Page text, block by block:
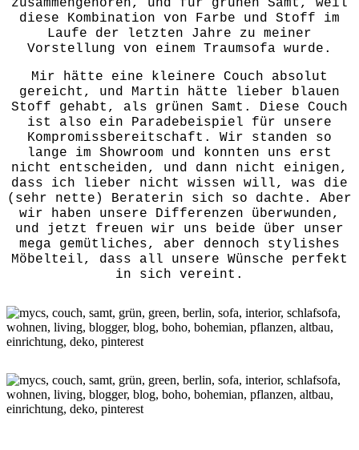
diese Kombination von Farbe und Stoff im
Laufe der letzten Jahre zu meiner
Vorstellung von einem Traumsofa wurde.
Mir hätte eine kleinere Couch absolut
gereicht, und Martin hätte lieber blauen
Stoff gehabt, als grünen Samt. Diese Couch
ist also ein Paradebeispiel für unsere
Kompromissbereitschaft. Wir standen so
lange im Showroom und konnten uns erst
nicht entscheiden, und dann nicht einigen,
dass ich lieber nicht wissen will, was die
(sehr nette) Beraterin sich so dachte. Aber
wir haben unsere Differenzen überwunden,
und jetzt freuen wir uns beide über unser
mega gemütliches, aber dennoch stylishes
Möbelteil, dass all unsere Wünsche perfekt
in sich vereint.